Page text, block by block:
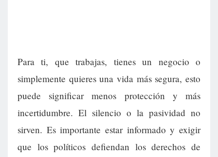
Para ti, que trabajas, tienes un negocio o
simplemente quieres una vida más segura, esto
puede significar menos protección y más
incertidumbre. El silencio o la pasividad no
sirven. Es importante estar informado y exigir
que los políticos defiendan los derechos de